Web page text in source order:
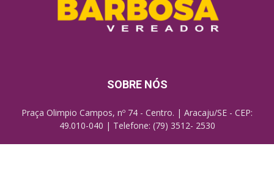
SOBRE NÓS
Praça Olimpio Campos, nº 74 - Centro. | Aracaju/SE - CEP:
49.010-040 | Telefone: (79) 3512- 2530